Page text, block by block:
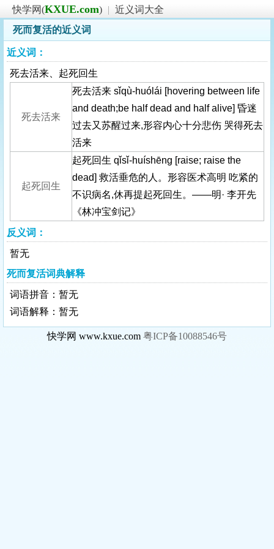
快学网(KXUE.com) | 近义词大全
死而复活的近义词
近义词：
死去活来、起死回生
死去活来
死去活来 sǐqù-huólái [hovering between life
and death;be half dead and half alive] 昏迷
过去又苏醒过来,形容内心十分悲伤 哭得死去
活来
起死回生
起死回生 qǐsǐ-huíshēng [raise; raise the
dead] 救活垂危的人。形容医术高明 吃紧的
不识病名,休再提起死回生。——明· 李开先
《林冲宝剑记》
反义词：
暂无
死而复活词典解释
词语拼音：暂无
词语解释：暂无
快学网 www.kxue.com 粤ICP备10088546号